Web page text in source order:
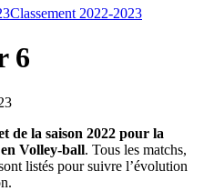
Classement 2022-2023
6
de la saison 2022 pour la
Volley-ball. Tous les matchs,
listés pour suivre l’évolution